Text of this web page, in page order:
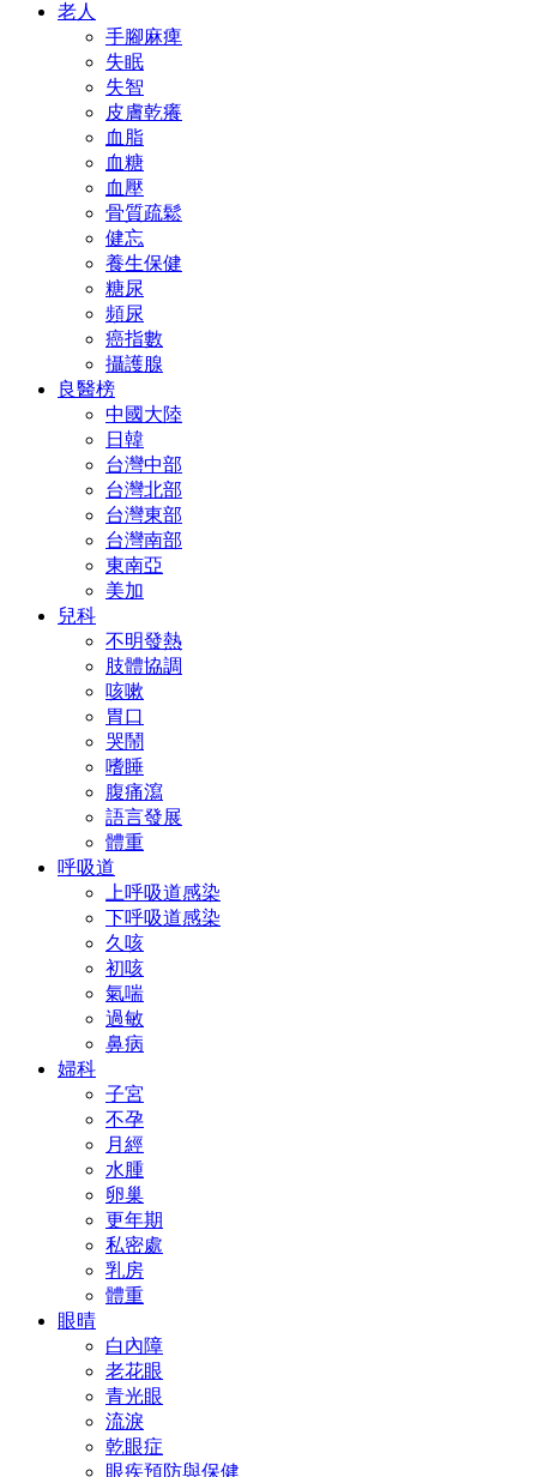
老人
手腳麻痺
失眠
失智
皮膚乾癢
血脂
血糖
血壓
骨質疏鬆
健忘
養生保健
糖尿
頻尿
癌指數
攝護腺
良醫榜
中國大陸
日韓
台灣中部
台灣北部
台灣東部
台灣南部
東南亞
美加
兒科
不明發熱
肢體協調
咳嗽
胃口
哭鬧
嗜睡
腹痛瀉
語言發展
體重
呼吸道
上呼吸道感染
下呼吸道感染
久咳
初咳
氣喘
過敏
鼻病
婦科
子宮
不孕
月經
水腫
卵巢
更年期
私密處
乳房
體重
眼晴
白內障
老花眼
青光眼
流淚
乾眼症
眼疾預防與保健